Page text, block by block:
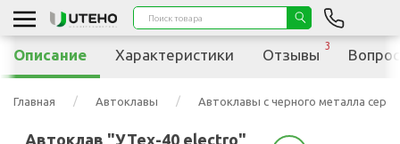
Главная Автоклавы Автоклавы с черного металла
Автоклав "УТех-40 electro"
Описание Характеристики Отзывы
3